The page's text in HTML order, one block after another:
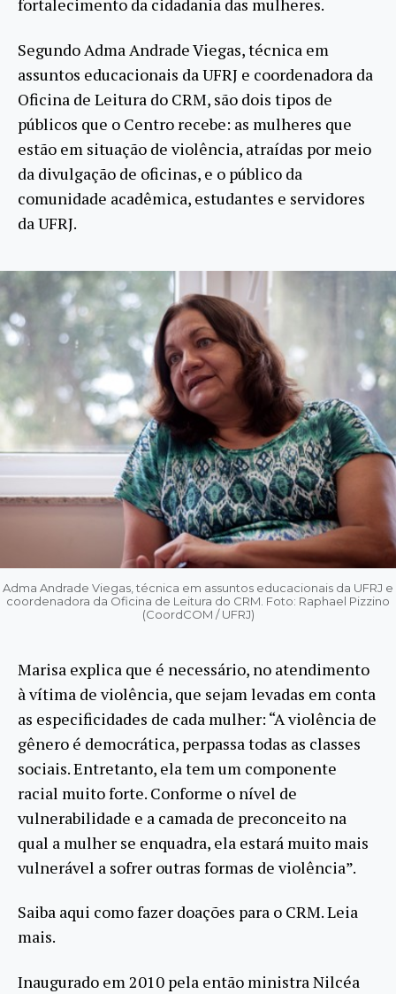
fortalecimento da cidadania das mulheres.
Segundo Adma Andrade Viegas, técnica em
assuntos educacionais da UFRJ e coordenadora da
Oficina de Leitura do CRM, são dois tipos de
públicos que o Centro recebe: as mulheres que
estão em situação de violência, atraídas por meio
da divulgação de oficinas, e o público da
comunidade acadêmica, estudantes e servidores
da UFRJ.
Adma Andrade Viegas, técnica em assuntos educacionais da UFRJ e
coordenadora da Oficina de Leitura do CRM. Foto: Raphael Pizzino
(CoordCOM / UFRJ)
Marisa explica que é necessário, no atendimento
à vítima de violência, que sejam levadas em conta
as especificidades de cada mulher: “A violência de
gênero é democrática, perpassa todas as classes
sociais. Entretanto, ela tem um componente
racial muito forte. Conforme o nível de
vulnerabilidade e a camada de preconceito na
qual a mulher se enquadra, ela estará muito mais
vulnerável a sofrer outras formas de violência”.
Saiba aqui como fazer doações para o CRM. Leia
mais.
Inaugurado em 2010 pela então ministra Nilcéa